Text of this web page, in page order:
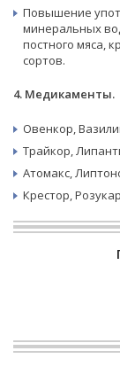
Повышение
минеральных
постного мяса,
сортов.
4. Медикаменты.
Овенкор,
Трайкор,
Атомакс,
Крестор,